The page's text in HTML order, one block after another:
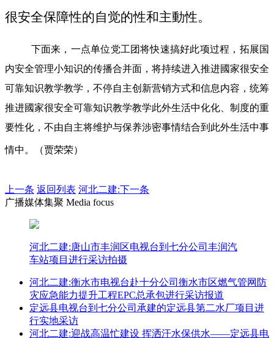
很安全保障性的自觉的性和主動性。
下面来，一点单位党工团将快速搞好此项过程，拓展国
内安全管理小知识的传播合并面，将持续进入推进國家很安全
可靠知识教学教学，不停自主创新营销方式和信息内容，统筹
推进國家很安全可靠知识教学教学此外生活中化化、制度的重
要性化，不由自主将维护与保养涉密事情结合到此外生活中事
情中。（贾荣荣）
上一条 返回列表 河北二建:下一条
广播媒体集聚 Media focus
河北二建:唐山市丰润区电视台到七分公司丰润汽
车站项目进行采访拍摄
河北二建:衡水市电视台赴十分公司衡水市区燃气管网防
灾应急能力提升工程EPC总承包进行采访报道
定远县电视台到七分公司承建的定远县第二水厂项目进
行实地采访
河北二建:迎战高温忙建设 挥洒汗水保供水——定远县电